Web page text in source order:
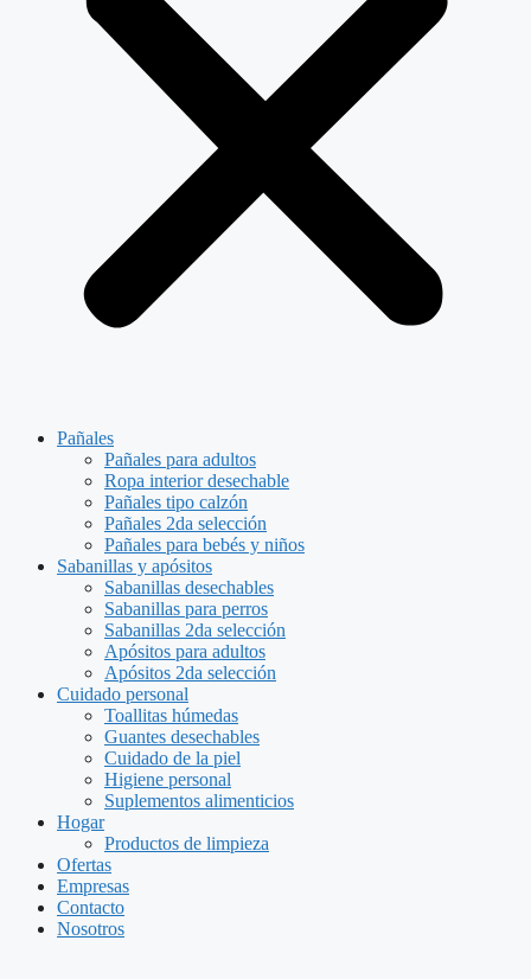
Pañales
Pañales para adultos
Ropa interior desechable
Pañales tipo calzón
Pañales 2da selección
Pañales para bebés y niños
Sabanillas y apósitos
Sabanillas desechables
Sabanillas para perros
Sabanillas 2da selección
Apósitos para adultos
Apósitos 2da selección
Cuidado personal
Toallitas húmedas
Guantes desechables
Cuidado de la piel
Higiene personal
Suplementos alimenticios
Hogar
Productos de limpieza
Ofertas
Empresas
Contacto
Nosotros